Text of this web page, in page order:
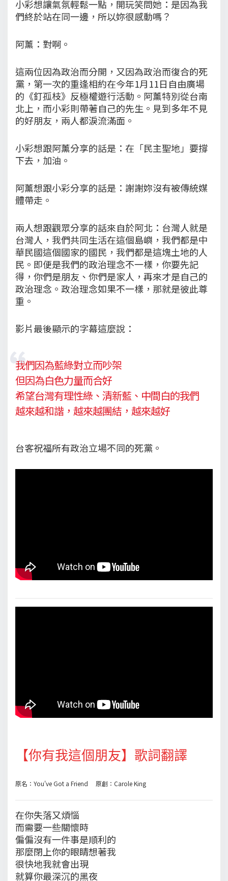
小彩想讓氣氛輕鬆一點，開玩笑問她：是因為我
們終於站在同一邊，所以妳很感動嗎？
阿薰：對啊。
這兩位因為政治而分開，又因為政治而復合的死
黨，第一次的重逢相約在今年1月11日自由廣場
的《釘孤枝》反極權遊行活動。阿薰特別從台南
北上，而小彩則帶著自己的先生。見到多年不見
的好朋友，兩人都淚流滿面。
小彩想跟阿薰分享的話是：在「民主聖地」要撐
下去，加油。
阿薰想跟小彩分享的話是：謝謝妳沒有被傳統媒
體帶走。
兩人想跟觀眾分享的話來自於阿北：台灣人就是
台灣人，我們共同生活在這個島嶼，我們都是中
華民國這個國家的國民，我們都是這塊土地的人
民。即便是我們的政治理念不一樣，你要先記
得，你們是朋友、你們是家人，再來才是自己的
政治理念。政治理念如果不一樣，那就是彼此尊
重。
影片最後顯示的字幕這麼說：
我們因為藍綠對立而吵架
但因為白色力量而合好
希望台灣有理性綠、清新藍、中間白的我們
越來越和諧，越來越團結，越來越好
台客祝福所有政治立場不同的死黨。
【你有我這個朋友】歌詞翻譯
原名：You've Got a Friend 原創：Carole King
在你失落又煩惱
而需要一些關懷時
偏偏沒有一件事是順利的
那麼閉上你的眼睛想著我
很快地我就會出現
就算你最深沉的黑夜